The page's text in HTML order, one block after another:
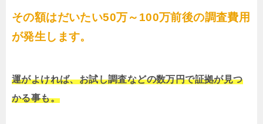
その額はだいたい50万～100万前後の調査費用
が発生します。
運がよければ、お試し調査などの数万円で証拠が見つ
かる事も。